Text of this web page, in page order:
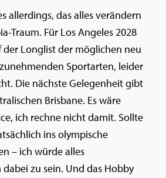
allerdings, das alles verändern
Traum. Für Los Angeles 2028
der Longlist der möglichen neu
Sportarten, leider
Die nächste Gelegenheit gibt
Brisbane. Es wäre
ich rechne nicht damit. Sollte
ins olympische
– ich würde alles
zu sein. Und das Hobby